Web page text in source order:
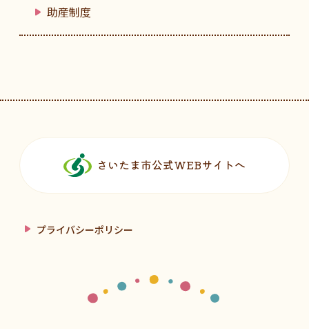
助産制度
さいたま市公式WEBサイトへ
プライバシーポリシー